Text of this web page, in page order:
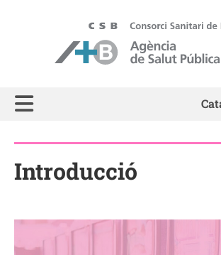
ASPB - Agència de Salut Pública
Introducció